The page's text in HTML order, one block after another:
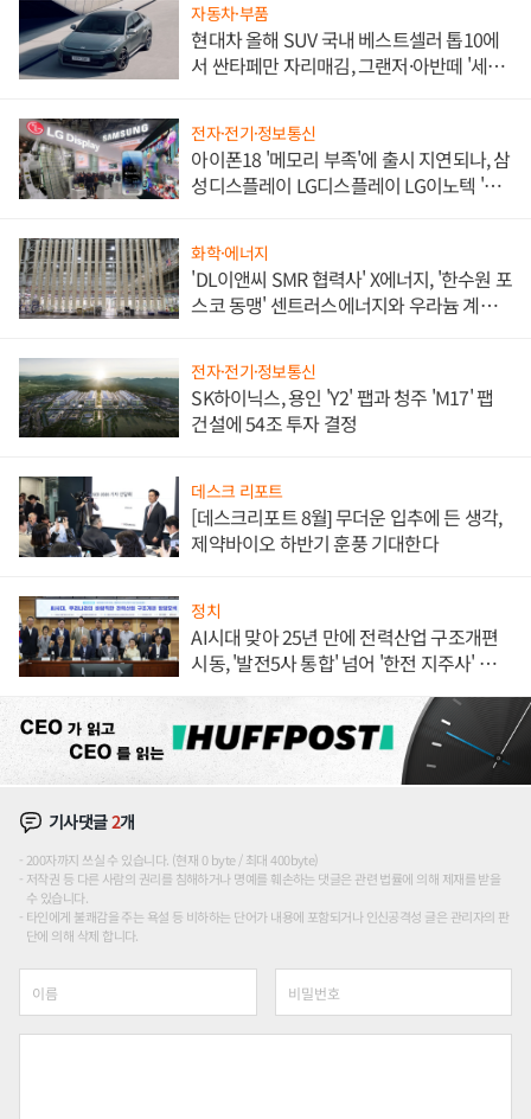
자동차·부품
현대차 올해 SUV 국내 베스트셀러 톱10에
서 싼타페만 자리매김, 그랜저·아반떼 '세단
전자·전기·정보통신
아이폰18 '메모리 부족'에 출시 지연되나, 삼
성디스플레이 LG디스플레이 LG이노텍 '탈
화학·에너지
'DL이앤씨 SMR 협력사' X에너지, '한수원 포
스코 동맹' 센트러스에너지와 우라늄 계약
전자·전기·정보통신
SK하이닉스, 용인 'Y2' 팹과 청주 'M17' 팹
건설에 54조 투자 결정
데스크 리포트
[데스크리포트 8월] 무더운 입추에 든 생각,
제약바이오 하반기 훈풍 기대한다
정치
AI시대 맞아 25년 만에 전력산업 구조개편
시동, '발전5사 통합' 넘어 '한전 지주사' 재편
기사댓글2개
200자까지 쓰실 수 있습니다. (현재 0 byte / 최대 400byte)
저작권 등 다른 사람의 권리를 침해하거나 명예를 훼손하는 댓글은 관련 법률에 의해 제재를 받을
수 있습니다.
타인에게 불쾌감을 주는 욕설 등 비하하는 단어가 내용에 포함되거나 인신공격성 글은 관리자의 판
단에 의해 삭제 합니다.